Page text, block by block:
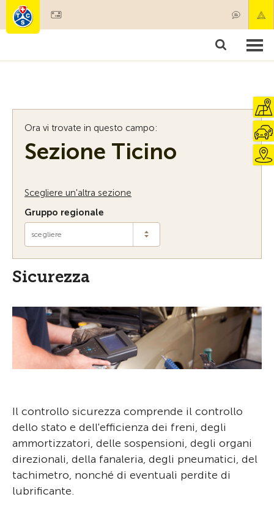
Societariato & prestazioni
Ora vi trovate in questo campo:
Sezione Ticino
Scegliere un'altra sezione
Gruppo regionale
scegliere
Sicurezza
Il controllo sicurezza comprende il controllo
dello stato e dell'efficienza dei freni, degli
ammortizzatori, delle sospensioni, degli organi
direzionali, della fanaleria, degli pneumatici, del
tachimetro, nonché di eventuali perdite di
lubrificante.